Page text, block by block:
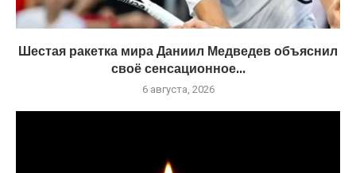
Шестая ракетка мира Даниил Медведев объяснил
своё сенсационное...
6 августа, 2026